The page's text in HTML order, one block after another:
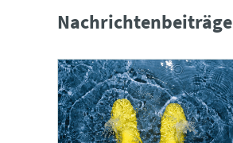
Nachrichtenbeiträge